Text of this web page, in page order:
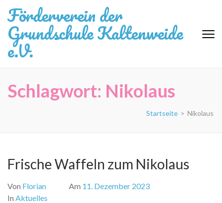
Inhalt
springen
(Eingabetaste
drücken)
Förderverein der
Grundschule Kaltenweide
e.V.
Schlagwort: Nikolaus
Startseite > Nikolaus
Frische Waffeln zum Nikolaus
Von Florian Am 11. Dezember 2023
In Aktuelles